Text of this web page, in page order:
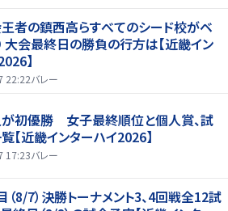
者の鎮西高らすべてのシード校がベ
大会最終日の勝負の行方は【近畿イン
】
22:22バレー
初優勝 女子最終順位と個人賞、試
【近畿インターハイ2026】
17:23バレー
8/7）決勝トーナメント3、4回戦全12試